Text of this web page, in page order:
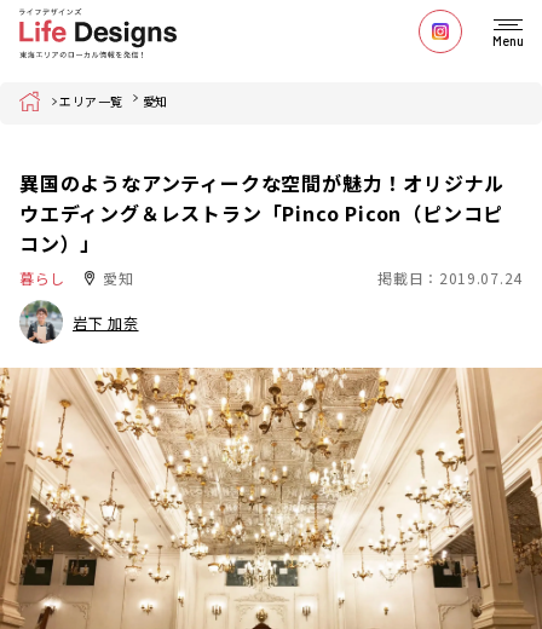
Menu
Home エリア一覧 愛知
異国のようなアンティークな空間が魅力！オリジナル
ウエディング＆レストラン「Pinco Picon（ピンコピ
コン）」
暮らし 愛知 掲載日：2019.07.24
岩下 加奈